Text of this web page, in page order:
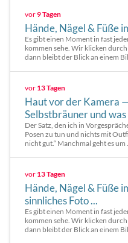
vor9 Tagen
Hände, Nägel & Füße
Es gibt einen Moment in fast
kommen sehe. Wir klicken
dann bleibt der Blick an einem
vor 13 Tagen
Haut vor der Kamera
Selbstbräuner und was
Der Satz, den ich in
Posen zu tun und nichts mit
nicht gut.“ Manchmal geht es um
vor 13 Tagen
Hände, Nägel & Füße
sinnliches Foto ...
Es gibt einen Moment in fast
kommen sehe. Wir klicken
dann bleibt der Blick an einem